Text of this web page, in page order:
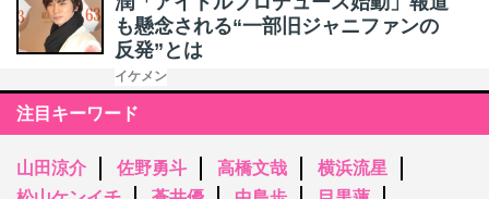
も懸念される“一部旧ジャニファンの
反発”とは
イケメン
注目キーワード
山田涼介 佐野勇斗 高橋文哉
横浜流星